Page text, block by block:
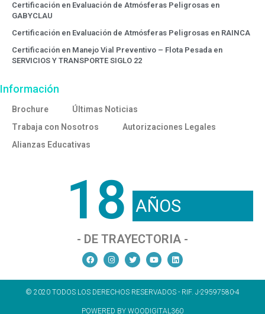
Certificación en Evaluación de Atmósferas Peligrosas en
GABYCLAU
Certificación en Evaluación de Atmósferas Peligrosas en RAINCA
Certificación en Manejo Vial Preventivo – Flota Pesada en
SERVICIOS Y TRANSPORTE SIGLO 22
Información
Brochure
Últimas Noticias
Trabaja con Nosotros
Autorizaciones Legales
Alianzas Educativas
18 AÑOS
- DE TRAYECTORIA -
© 2020 TODOS LOS DERECHOS RESERVADOS - RIF. J-29597580-4
POWERED BY WOODIGITAL360